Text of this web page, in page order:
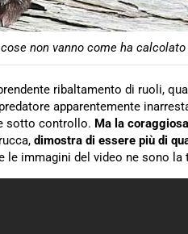
non vanno come ha
ribaltamento di ruoli,
apparentemente
sotto controllo. Ma la
dimostra di essere più di
le immagini del video ne sono la